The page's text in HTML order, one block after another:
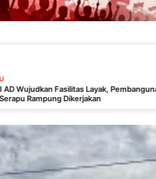
Layak, Pembangunan MCK